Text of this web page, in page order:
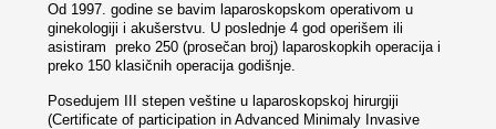
Od 1997. godine se bavim laparoskopskom operativom u
ginekologiji i akušerstvu. U poslednje 4 god operišem ili
asistiram preko 250 (prosečan broj) laparoskopkih operacija i
preko 150 klasičnih operacija godišnje.
Posedujem III stepen veštine u laparoskopskoj hirurgiji
(Certificate of participation in Advanced Minimaly Invasive